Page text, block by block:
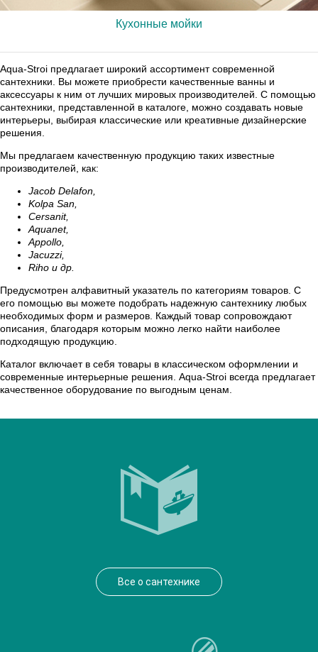
Кухонные мойки
Aqua-Stroi предлагает широкий ассортимент современной
сантехники. Вы можете приобрести качественные ванны и
аксессуары к ним от лучших мировых производителей. С помощью
сантехники, представленной в каталоге, можно создавать новые
интерьеры, выбирая классические или креативные дизайнерские
решения.
Мы предлагаем качественную продукцию таких известные
производителей, как:
Jacob Delafon,
Kolpa San,
Cersanit,
Aquanet,
Appollo,
Jacuzzi,
Riho и др.
Предусмотрен алфавитный указатель по категориям товаров. С
его помощью вы можете подобрать надежную сантехнику любых
необходимых форм и размеров. Каждый товар сопровождают
описания, благодаря которым можно легко найти наиболее
подходящую продукцию.
Каталог включает в себя товары в классическом оформлении и
современные интерьерные решения. Aqua-Stroi всегда предлагает
качественное оборудование по выгодным ценам.
Все о сантехнике